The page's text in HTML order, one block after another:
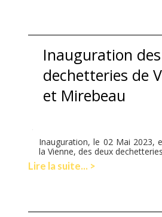
Inauguration des
dechetteries de
et Mirebeau
Inauguration, le 02 Mai 2023,
la Vienne, des deux
Lire la suite... >